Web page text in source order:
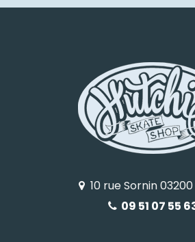
10 rue Sornin 03200
09 51 07 55